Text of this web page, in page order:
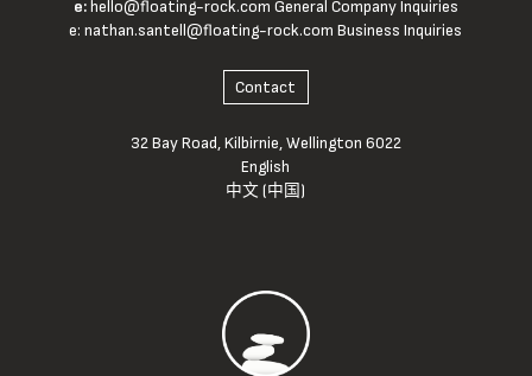
e: hello@floating-rock.com General Company Inquiries
e:nathan.santell@floating-rock.com Business Inquiries
Contact
32 Bay Road, Kilbirnie, Wellington 6022
English
中文 (中国)